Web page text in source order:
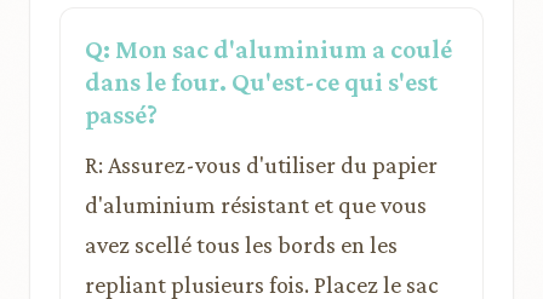
Q: Mon sac d'aluminium a coulé
dans le four. Qu'est-ce qui s'est
passé?
R: Assurez-vous d'utiliser du papier
d'aluminium résistant et que vous
avez scellé tous les bords en les
repliant plusieurs fois. Placez le sac